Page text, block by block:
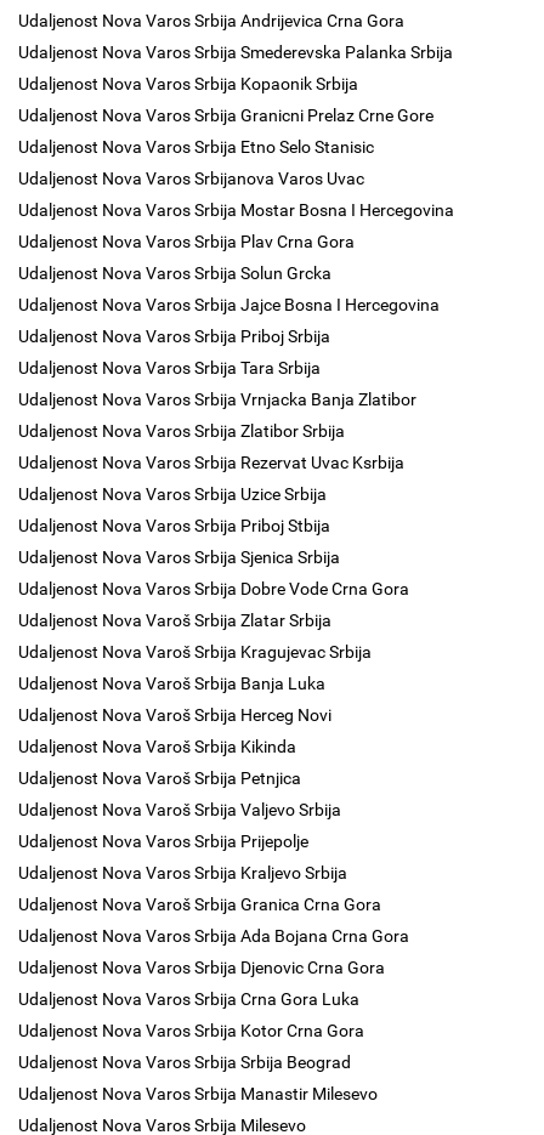
Udaljenost Nova Varos Srbija Andrijevica Crna Gora
Udaljenost Nova Varos Srbija Smederevska Palanka Srbija
Udaljenost Nova Varos Srbija Kopaonik Srbija
Udaljenost Nova Varos Srbija Granicni Prelaz Crne Gore
Udaljenost Nova Varos Srbija Etno Selo Stanisic
Udaljenost Nova Varos Srbijanova Varos Uvac
Udaljenost Nova Varos Srbija Mostar Bosna I Hercegovina
Udaljenost Nova Varos Srbija Plav Crna Gora
Udaljenost Nova Varos Srbija Solun Grcka
Udaljenost Nova Varos Srbija Jajce Bosna I Hercegovina
Udaljenost Nova Varos Srbija Priboj Srbija
Udaljenost Nova Varos Srbija Tara Srbija
Udaljenost Nova Varos Srbija Vrnjacka Banja Zlatibor
Udaljenost Nova Varos Srbija Zlatibor Srbija
Udaljenost Nova Varos Srbija Rezervat Uvac Ksrbija
Udaljenost Nova Varos Srbija Uzice Srbija
Udaljenost Nova Varos Srbija Priboj Stbija
Udaljenost Nova Varos Srbija Sjenica Srbija
Udaljenost Nova Varos Srbija Dobre Vode Crna Gora
Udaljenost Nova Varoš Srbija Zlatar Srbija
Udaljenost Nova Varoš Srbija Kragujevac Srbija
Udaljenost Nova Varoš Srbija Banja Luka
Udaljenost Nova Varoš Srbija Herceg Novi
Udaljenost Nova Varoš Srbija Kikinda
Udaljenost Nova Varoš Srbija Petnjica
Udaljenost Nova Varoš Srbija Valjevo Srbija
Udaljenost Nova Varos Srbija Prijepolje
Udaljenost Nova Varos Srbija Kraljevo Srbija
Udaljenost Nova Varoš Srbija Granica Crna Gora
Udaljenost Nova Varos Srbija Ada Bojana Crna Gora
Udaljenost Nova Varos Srbija Djenovic Crna Gora
Udaljenost Nova Varos Srbija Crna Gora Luka
Udaljenost Nova Varos Srbija Kotor Crna Gora
Udaljenost Nova Varos Srbija Srbija Beograd
Udaljenost Nova Varos Srbija Manastir Milesevo
Udaljenost Nova Varos Srbija Milesevo